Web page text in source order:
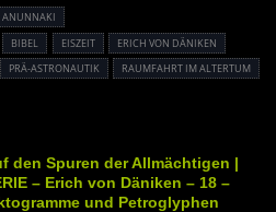
ANUNNAKI
BIBEL EISZEIT
ERICH VON DÄNIKEN
PRÄ-ASTRONAUTIK
RAUMFAHRT IM ALTERTUM
den Spuren der Allmächtigen |
– Erich von Däniken – 18 –
und Petroglyphen